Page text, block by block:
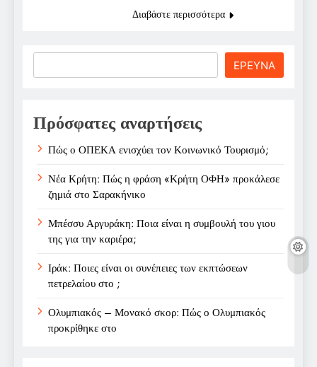
Διαβάστε περισσότερα
ΕΡΕΥΝΑ
Πρόσφατες αναρτήσεις
Πώς ο ΟΠΕΚΑ ενισχύει τον Κοινωνικό Τουρισμό;
Νέα Κρήτη: Πώς η φράση «Κρήτη ΟΦΗ» προκάλεσε
ζημιά στο Σαρακήνικο
Μπέσσυ Αργυράκη: Ποια είναι η συμβουλή του γιου
της για την καριέρα;
Ιράκ: Ποιες είναι οι συνέπειες των εκπτώσεων
πετρελαίου στο ;
Ολυμπιακός – Μονακό σκορ: Πώς ο Ολυμπιακός
προκρίθηκε στο